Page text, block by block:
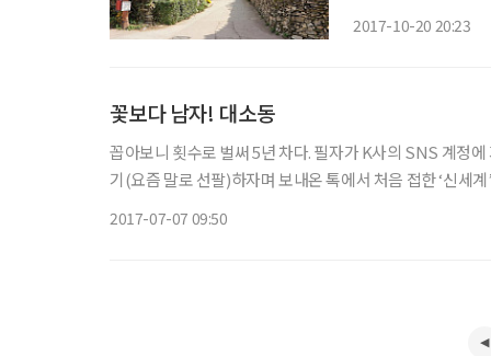
2017-10-20 20:23
꽃보다 남자! 대소동
꼽아보니 횟수로 벌써 5년 차다. 필자가 K사의 SNS 계정
기(요즘 말로 선팔)하자며 보내온 톡에서 처음 접한 ‘신세
2017-07-07 09:50